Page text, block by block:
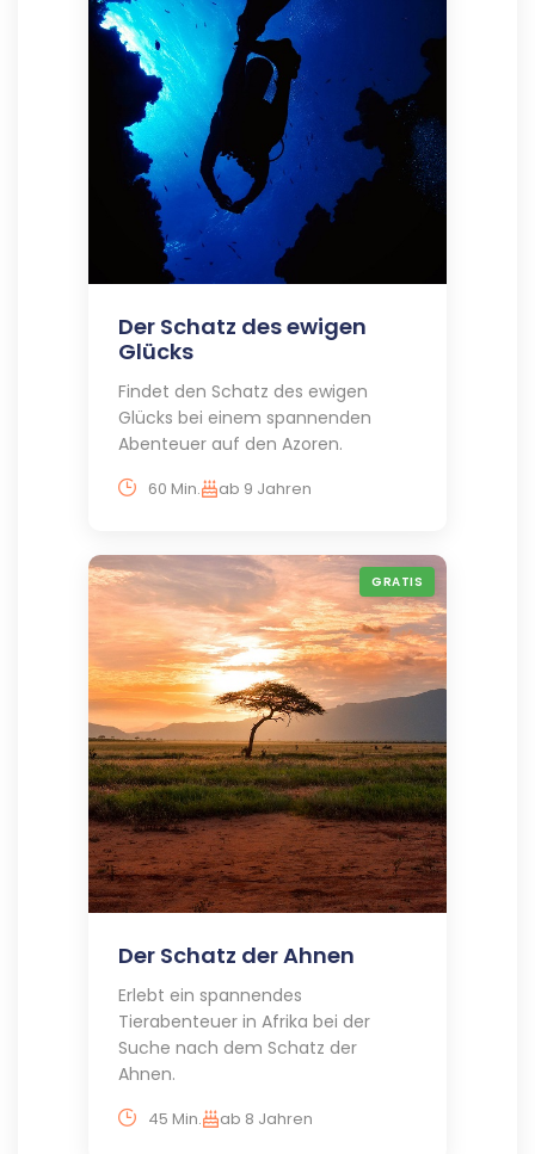
Der Schatz des ewigen
Glücks
Findet den Schatz des ewigen
Glücks bei einem spannenden
Abenteuer auf den Azoren.
60 Min. ab 9 Jahren
GRATIS
Der Schatz der Ahnen
Erlebt ein spannendes
Tierabenteuer in Afrika bei der
Suche nach dem Schatz der
Ahnen.
45 Min. ab 8 Jahren